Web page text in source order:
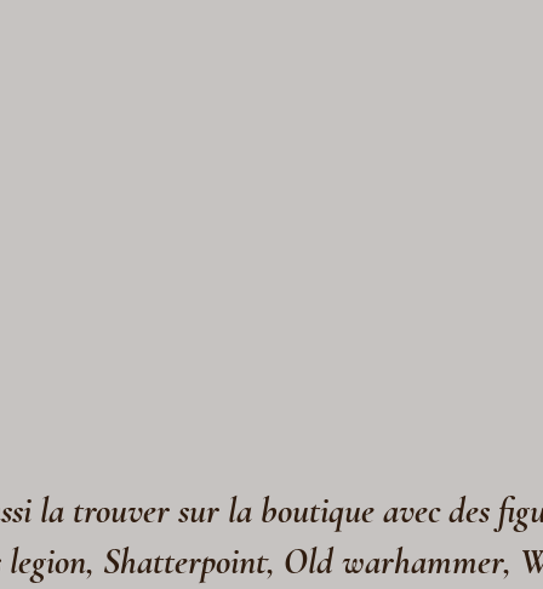
la trouver sur la boutique avec des
legion, Shatterpoint, Old warhammer,